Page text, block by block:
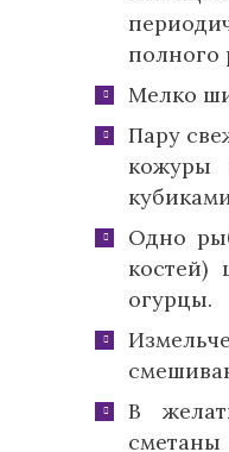
полного
Мелко
Пару
кожуры
Одно
огурцы.
В